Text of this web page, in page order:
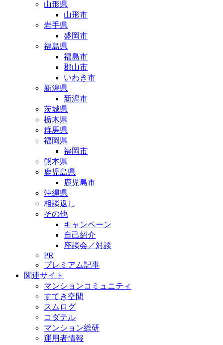
山形県
山形市
岩手県
盛岡市
福島県
福島市
郡山市
いわき市
新潟県
新潟市
茨城県
栃木県
群馬県
福岡県
福岡市
熊本県
鹿児島県
鹿児島市
沖縄県
相談返し
その他
キャンペーン
自己紹介
座談会／対談
PR
プレミアム記事
関連サイト
マンションコミュニティ
すてき空間
スムログ
コダテル
マンション総研
運用者情報